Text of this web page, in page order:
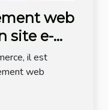
web
site e-
il est
web